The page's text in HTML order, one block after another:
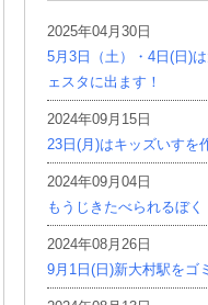
2025年04月30日
5月3日（土）・4日(日)
ェスタに出ます！
2024年09月15日
23日(月)はキッズいすを
2024年09月04日
もうじきたべられるぼく
2024年08月26日
9月1日(日)新大村駅をゴ